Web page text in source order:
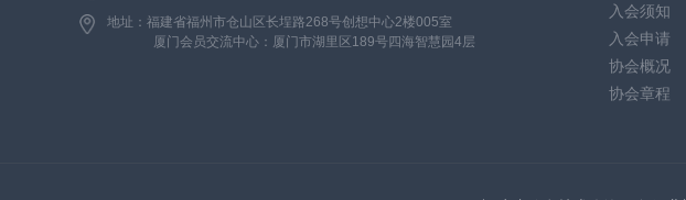
地址：福建省福州市仓山区长埕路268号创想中心2楼005室
厦门会员交流中心：厦门市湖里区189号四海智慧园4层
入会须知
入会申请
协会概况
协会章程